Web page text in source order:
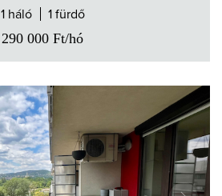
1 háló
1 fürdő
290 000 Ft/hó